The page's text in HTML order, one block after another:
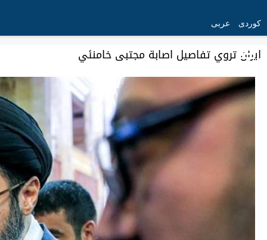
کوردی عربی
ايران تروي تفاصيل اصابة مجتبى خامنئي